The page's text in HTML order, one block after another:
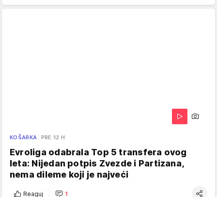
KOŠARKA PRE 12 H
Evroliga odabrala Top 5 transfera ovog
leta: Nijedan potpis Zvezde i Partizana,
nema dileme koji je najveći
Reaguj 1